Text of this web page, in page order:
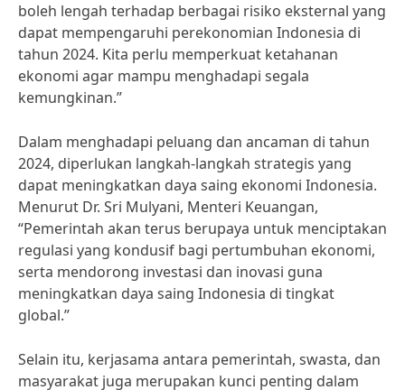
boleh lengah terhadap berbagai risiko eksternal yang
dapat mempengaruhi perekonomian Indonesia di
tahun 2024. Kita perlu memperkuat ketahanan
ekonomi agar mampu menghadapi segala
kemungkinan.”
Dalam menghadapi peluang dan ancaman di tahun
2024, diperlukan langkah-langkah strategis yang
dapat meningkatkan daya saing ekonomi Indonesia.
Menurut Dr. Sri Mulyani, Menteri Keuangan,
“Pemerintah akan terus berupaya untuk menciptakan
regulasi yang kondusif bagi pertumbuhan ekonomi,
serta mendorong investasi dan inovasi guna
meningkatkan daya saing Indonesia di tingkat
global.”
Selain itu, kerjasama antara pemerintah, swasta, dan
masyarakat juga merupakan kunci penting dalam